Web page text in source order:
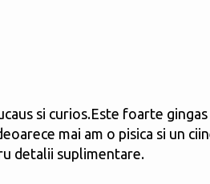
si curios.Este foarte
mai am o pisica si un
detalii suplimentare.